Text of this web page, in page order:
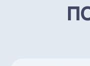
открытая камера